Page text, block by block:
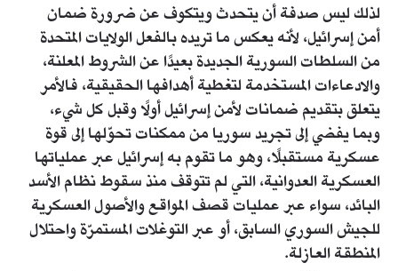
لذلك ليس صدفة أن يتحدث ويتكوف عن ضرورة ضمان
أمن إسرائيل، لأنه يعكس ما تريده بالفعل الولايات المتحدة
من السلطات السورية الجديدة بعيدًا عن الشروط المعلنة،
والادعاءات المستخدمة لتغطية أهدافها الحقيقية، فالأمر
يتعلق بتقديم ضمانات لأمن إسرائيل أولًا وقبل كل شيء،
وبما يفضي إلى تجريد سوريا من ممكنات تحوّلها إلى قوة
عسكرية مستقبلًا، وهو ما تقوم به إسرائيل عبر عملياتها
العسكرية العدوانية، التي لم تتوقف منذ سقوط نظام الأسد
البائد، سواء عبر عمليات قصف المواقع والأصول العسكرية
للجيش السوري السابق، أو عبر التوغلات المستمرّة واحتلال
المنطقة العازلة.